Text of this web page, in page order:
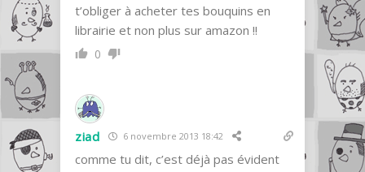
t’obliger à acheter tes bouquins en
librairie et non plus sur amazon !!
0
ziad 6 novembre 2013 18:42
comme tu dit, c’est déjà pas évident